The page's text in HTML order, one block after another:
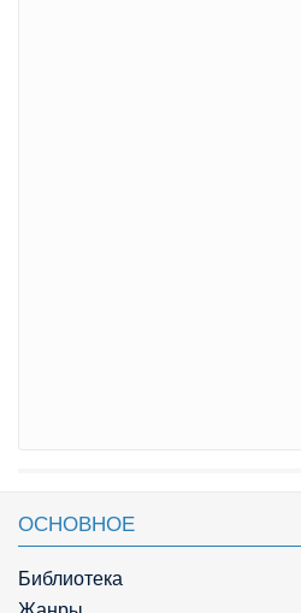
ОСНОВНОЕ
Библиотека